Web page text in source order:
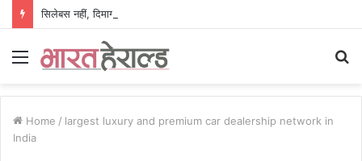
Menu
Home / largest luxury and premium car dealership network in
India